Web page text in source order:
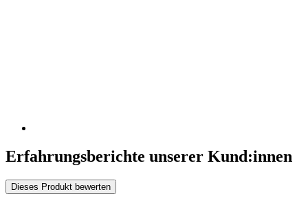
Erfahrungsberichte unserer Kund:innen
Dieses Produkt bewerten